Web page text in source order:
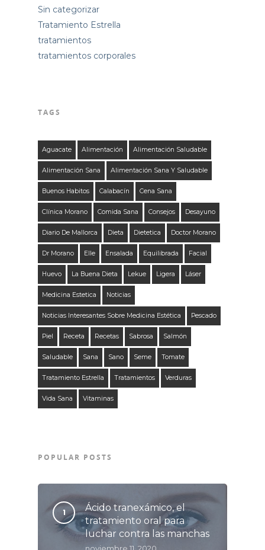
Sin categorizar
Tratamiento Estrella
tratamientos
tratamientos corporales
TAGS
Aguacate Alimentación Alimentación Saludable
Alimentación Sana Alimentación Sana Y Saludable
Buenos Habitos Calabacín Cena Sana
Clínica Morano Comida Sana Consejos Desayuno
Diario De Mallorca Dieta Dietetica Doctor Morano
Dr Morano Elle Ensalada Equilibrada Facial
Huevo La Buena Dieta Lekue Ligera Láser
Medicina Estetica Noticias
Noticias Interesantes Sobre Medicina Estética Pescado
Piel Receta Recetas Sabrosa Salmón
Saludable Sana Sano Seme Tomate
Tratamiento Estrella Tratamientos Verduras
Vida Sana Vitaminas
POPULAR POSTS
Ácido tranexámico, el
tratamiento oral para
luchar contra las manchas
noviembre 11, 2020